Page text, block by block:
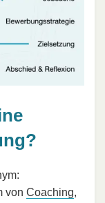
von Coaching,